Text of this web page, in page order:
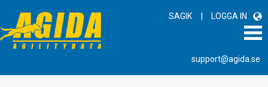
SAGIK | LOGGA IN
support@agida.se